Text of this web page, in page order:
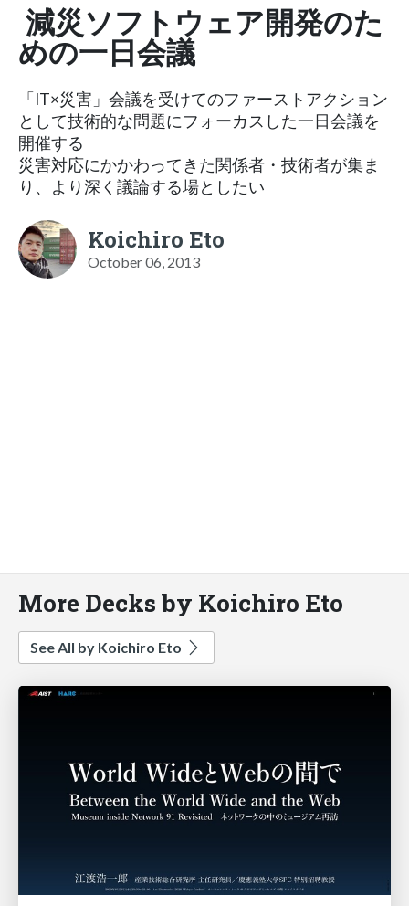
減災ソフトウェア開発のた
めの一日会議
「IT×災害」会議を受けてのファーストアクション
として技術的な問題にフォーカスした一日会議を
開催する
災害対応にかかわってきた関係者・技術者が集ま
り、より深く議論する場としたい
Koichiro Eto
October 06, 2013
More Decks by Koichiro Eto
See All by Koichiro Eto